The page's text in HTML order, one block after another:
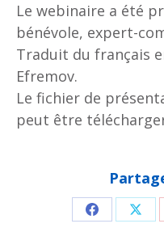
Le webinaire a été
bénévole, expert-
Traduit du français
Efremov.
Le fichier de
peut être
Partager